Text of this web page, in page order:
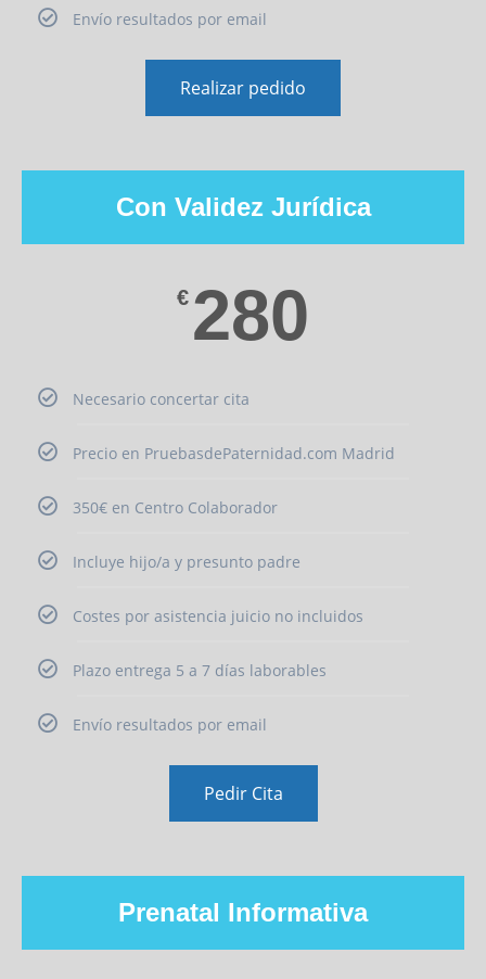
Envío resultados por email
Realizar pedido
Con Validez Jurídica
€ 280
Necesario concertar cita
Precio en PruebasdePaternidad.com Madrid
350€ en Centro Colaborador
Incluye hijo/a y presunto padre
Costes por asistencia juicio no incluidos
Plazo entrega 5 a 7 días laborables
Envío resultados por email
Pedir Cita
Prenatal Informativa